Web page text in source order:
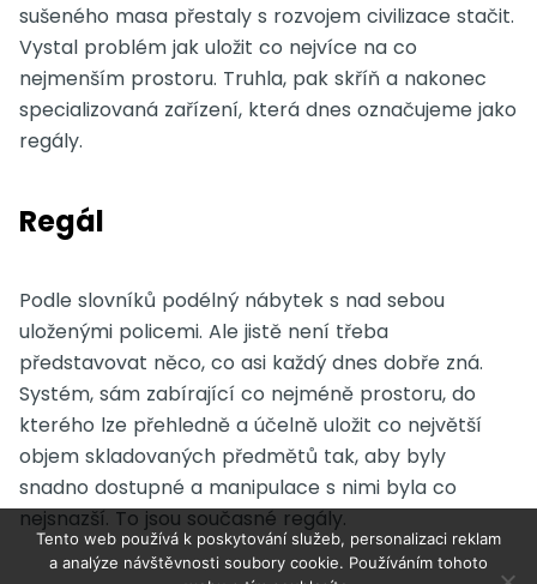
sušeného masa přestaly s rozvojem civilizace stačit.
Vystal problém jak uložit co nejvíce na co
nejmenším prostoru. Truhla, pak skříň a nakonec
specializovaná zařízení, která dnes označujeme jako
regály.
Regál
Podle slovníků podélný nábytek s nad sebou
uloženými policemi. Ale jistě není třeba
představovat něco, co asi každý dnes dobře zná.
Systém, sám zabírající co nejméně prostoru, do
kterého lze přehledně a účelně uložit co největší
objem skladovaných předmětů tak, aby byly
snadno dostupné a manipulace s nimi byla co
nejsnazší. To jsou současné regály.
Tento web používá k poskytování služeb, personalizaci reklam
a analýze návštěvnosti soubory cookie. Používáním tohoto